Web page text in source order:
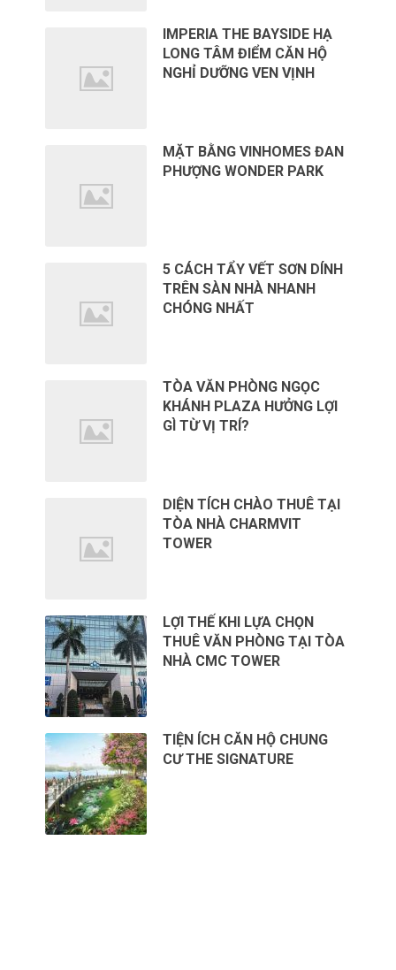
IMPERIA THE BAYSIDE HẠ
LONG TÂM ĐIỂM CĂN HỘ
NGHỈ DƯỠNG VEN VỊNH
MẶT BẰNG VINHOMES ĐAN
PHƯỢNG WONDER PARK
5 CÁCH TẨY VẾT SƠN DÍNH
TRÊN SÀN NHÀ NHANH
CHÓNG NHẤT
TÒA VĂN PHÒNG NGỌC
KHÁNH PLAZA HƯỞNG LỢI
GÌ TỪ VỊ TRÍ?
DIỆN TÍCH CHÀO THUÊ TẠI
TÒA NHÀ CHARMVIT
TOWER
LỢI THẾ KHI LỰA CHỌN
THUÊ VĂN PHÒNG TẠI TÒA
NHÀ CMC TOWER
TIỆN ÍCH CĂN HỘ CHUNG
CƯ THE SIGNATURE